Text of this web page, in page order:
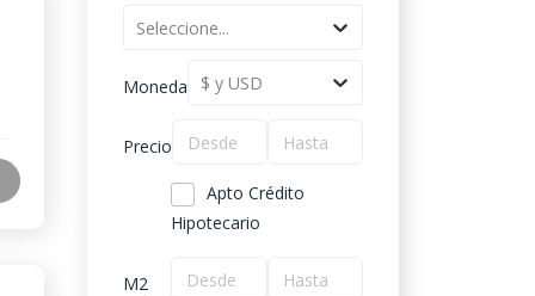
Seleccione...
Moneda $ y USD
Precio
Apto Crédito
Hipotecario
M2